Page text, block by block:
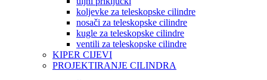
koljevke za teleskopske cilindre
nosači za teleskopske cilindre
kugle za teleskopske cilindre
ventili za teleskopske cilindre
KIPER CIJEVI
PROJEKTIRANJE CILINDRA